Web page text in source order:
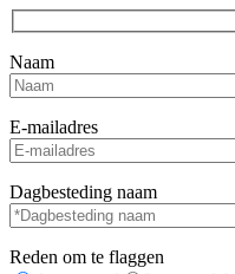
Naam
E-mailadres
Dagbesteding naam
Reden om te flaggen